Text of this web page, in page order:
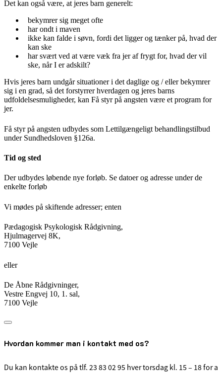
Det kan også være, at jeres barn generelt:
bekymrer sig meget ofte
har ondt i maven
ikke kan falde i søvn, fordi det ligger og tænker på, hvad der
kan ske
har svært ved at være væk fra jer af frygt for, hvad der vil
ske, når I er adskilt?
Hvis jeres barn undgår situationer i det daglige og / eller bekymrer
sig i en grad, så det forstyrrer hverdagen og jeres barns
udfoldelsesmuligheder, kan Få styr på angsten være et program for
jer.
Få styr på angsten udbydes som Lettilgængeligt behandlingstilbud
under Sundhedsloven §126a.
Tid og sted
Der udbydes løbende nye forløb. Se datoer og adresse under de
enkelte forløb
Vi mødes på skiftende adresser; enten
Pædagogisk Psykologisk Rådgivning,
Hjulmagervej 8K,
7100 Vejle
eller
De Åbne Rådgivninger,
Vestre Engvej 10, 1. sal,
7100 Vejle
Hvordan kommer man i kontakt med os?
Du kan kontakte os på tlf. 23 83 02 95 hver torsdag kl. 15 – 18